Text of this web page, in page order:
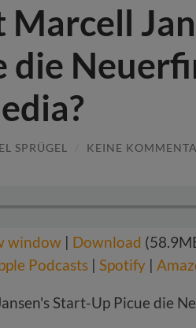
die
SPRÜGEL KEINE
window | Download
Podcasts | Spotify |